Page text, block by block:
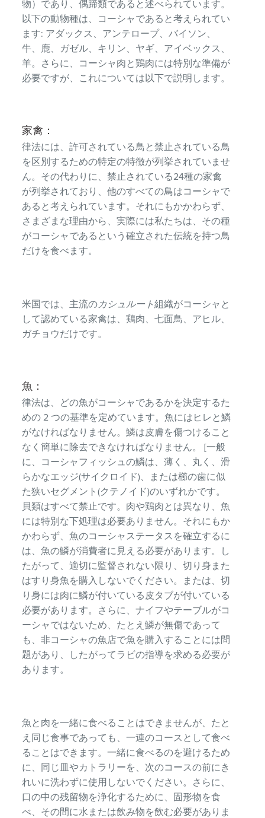
物）であり、偶蹄類であると述べられています。
以下の動物種は、コーシャであると考えられてい
ます: アダックス、アンテロープ、バイソン、
牛、鹿、ガゼル、キリン、ヤギ、アイベックス、
羊。さらに、コーシャ肉と鶏肉には特別な準備が
必要ですが、これについては以下で説明します。
家禽：
律法には、許可されている鳥と禁止されている鳥
を区別するための特定の特徴が列挙されていませ
ん。その代わりに、禁止されている24種の家禽
が列挙されており、他のすべての鳥はコーシャで
あると考えられています。それにもかかわらず、
さまざまな理由から、実際には私たちは、その種
がコーシャであるという確立された伝統を持つ鳥
だけを食べます。
米国では、主流のカシュルート組織がコーシャと
して認めている家禽は、鶏肉、七面鳥、アヒル、
ガチョウだけです。
魚：
律法は、どの魚がコーシャであるかを決定するた
めの 2 つの基準を定めています。魚にはヒレと鱗
がなければなりません。鱗は皮膚を傷つけること
なく簡単に除去できなければなりません。 [一般
に、コーシャフィッシュの鱗は、薄く、丸く、滑
らかなエッジ(サイクロイド)、または櫛の歯に似
た狭いセグメント(クテノイド)のいずれかです。
貝類はすべて禁止です。肉や鶏肉とは異なり、魚
には特別な下処理は必要ありません。それにもか
かわらず、魚のコーシャステータスを確立するに
は、魚の鱗が消費者に見える必要があります。し
たがって、適切に監督されない限り、切り身また
はすり身魚を購入しないでください。または、切
り身には肉に鱗が付いている皮タブが付いている
必要があります。さらに、ナイフやテーブルがコ
ーシャではないため、たとえ鱗が無傷であって
も、非コーシャの魚店で魚を購入することには問
題があり、したがってラビの指導を求める必要が
あります。
魚と肉を一緒に食べることはできませんが、たと
え同じ食事であっても、一連のコースとして食べ
ることはできます。一緒に食べるのを避けるため
に、同じ皿やカトラリーを、次のコースの前にき
れいに洗わずに使用しないでください。さらに、
口の中の残留物を浄化するために、固形物を食
べ、その間に水または飲み物を飲む必要がありま